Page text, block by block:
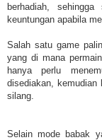
berhadiah,
keuntungan apabila
Salah satu game
yang di mana
hanya perlu
disediakan,
silang.
Selain mode babak